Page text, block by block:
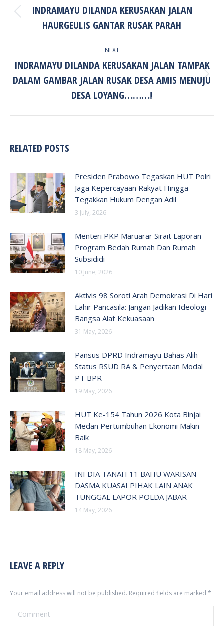
Previous
post:
INDRAMAYU DILANDA KERUSAKAN JALAN
HAURGEULIS GANTAR RUSAK PARAH
NEXT
Next
post:
INDRAMAYU DILANDA KERUSAKAN JALAN TAMPAK
DALAM GAMBAR JALAN RUSAK DESA AMIS MENUJU
DESA LOYANG………!
RELATED POSTS
Presiden Prabowo Tegaskan HUT Polri
Jaga Kepercayaan Rakyat Hingga
Tegakkan Hukum Dengan Adil
3 July, 2026
Menteri PKP Maruarar Sirait Laporan
Program Bedah Rumah Dan Rumah
Subsididi
10 June, 2026
Aktivis 98 Soroti Arah Demokrasi Di Hari
Lahir Pancasila: Jangan Jadikan Ideologi
Bangsa Alat Kekuasaan
31 May, 2026
Pansus DPRD Indramayu Bahas Alih
Status RSUD RA & Penyertaan Modal
PT BPR
19 May, 2026
HUT Ke-154 Tahun 2026 Kota Binjai
Medan Pertumbuhan Ekonomi Makin
Baik
18 May, 2026
INI DIA TANAH 11 BAHU WARISAN
DASMA KUASAI PIHAK LAIN ANAK
TUNGGAL LAPOR POLDA JABAR
14 May, 2026
LEAVE A REPLY
Your email address will not be published. Required fields are marked *
Comment